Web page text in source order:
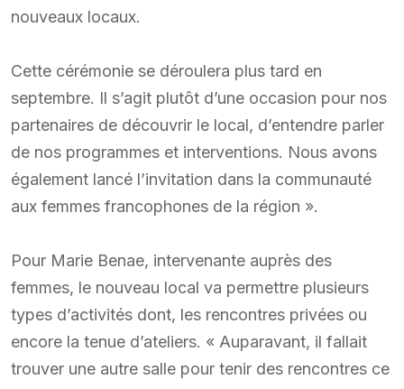
nouveaux locaux.
Cette cérémonie se déroulera plus tard en
septembre. Il s’agit plutôt d’une occasion pour nos
partenaires de découvrir le local, d’entendre parler
de nos programmes et interventions. Nous avons
également lancé l’invitation dans la communauté
aux femmes francophones de la région ».
Pour Marie Benae, intervenante auprès des
femmes, le nouveau local va permettre plusieurs
types d’activités dont, les rencontres privées ou
encore la tenue d’ateliers. « Auparavant, il fallait
trouver une autre salle pour tenir des rencontres ce